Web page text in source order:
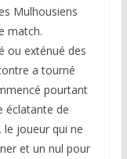
Mulhousiens
match.
ou exténué des
a tourné
pourtant
éclatante de
le joueur qui ne
et un nul pour